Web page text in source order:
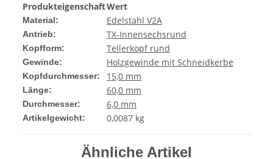
ProdukteigenschaftWert
Material: Edelstahl V2A
Antrieb: TX-Innensechsrund
Kopfform: Tellerkopf rund
Gewinde: Holzgewinde mit Schneidkerbe
Kopfdurchmesser: 15,0 mm
Länge: 60,0 mm
Durchmesser: 6,0 mm
Artikelgewicht: 0,0087 kg
Ähnliche Artikel